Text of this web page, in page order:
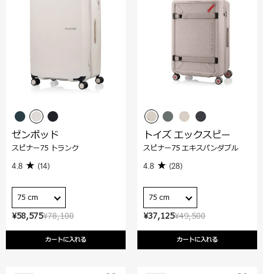
¥78,100
¥58,575
カートに入れる
ゼンポッド
スピナー75 トランク
4.8 (14)
75 cm
¥49,500
¥37,125
カートに入れる
トイズ エックスピー
スピナー75 エキスパンダブル
4.8 (28)
75 cm